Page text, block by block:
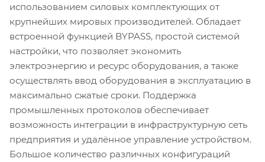
использованием силовых комплектующих от
крупнейших мировых производителей. Обладает
встроенной функцией BYPASS, простой системой
настройки, что позволяет экономить
электроэнергию и ресурс оборудования, а также
осуществлять ввод оборудования в эксплуатацию в
максимально сжатые сроки. Поддержка
промышленных протоколов обеспечивает
возможность интеграции в инфраструктурную сеть
предприятия и удалённое управление устройством.
Большое количество различных конфигураций